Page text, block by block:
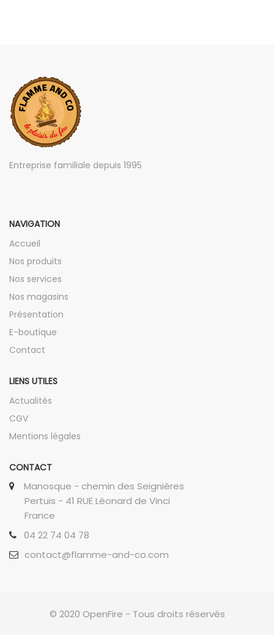
Entreprise familiale depuis 1995
NAVIGATION
Accueil
Nos produits
Nos services
Nos magasins
Présentation
E-boutique
Contact
LIENS UTILES
Actualités
CGV
Mentions légales
CONTACT
Manosque - chemin des Seignières
Pertuis - 41 RUE Léonard de Vinci
France
04 22 74 04 78
contact@flamme-and-co.com
© 2020 OpenFire - Tous droits réservés